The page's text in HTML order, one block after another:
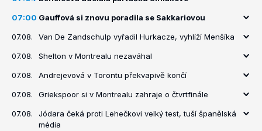
07:00 Gauffová si znovu poradila se Sakkariovou
07.08. Van De Zandschulp vyřadil Hurkacze, vyhlíží Menšíka
07.08. Shelton v Montrealu nezaváhal
07.08. Andrejevová v Torontu překvapivě končí
07.08. Griekspoor si v Montrealu zahraje o čtvrtfinále
07.08.
Jódara čeká proti Lehečkovi velký test, tuší španělská
média